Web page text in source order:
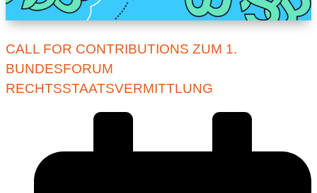
CALL FOR CONTRIBUTIONS ZUM 1.
BUNDESFORUM
RECHTSSTAATSVERMITTLUNG